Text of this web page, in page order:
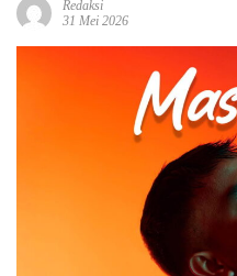
Redaksi
31 Mei 2026